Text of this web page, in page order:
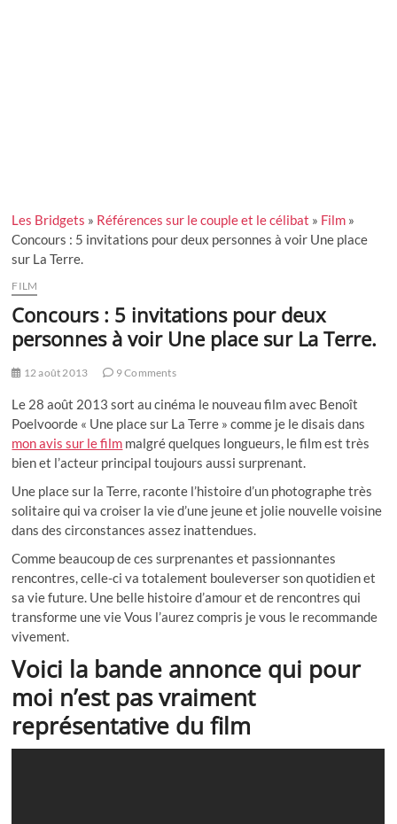
Les Bridgets » Références sur le couple et le célibat » Film »
Concours : 5 invitations pour deux personnes à voir Une place
sur La Terre.
FILM
Concours : 5 invitations pour deux
personnes à voir Une place sur La Terre.
12 août 2013 9 Comments
Le 28 août 2013 sort au cinéma le nouveau film avec Benoît
Poelvoorde « Une place sur La Terre » comme je le disais dans
mon avis sur le film malgré quelques longueurs, le film est très
bien et l’acteur principal toujours aussi surprenant.
Une place sur la Terre, raconte l’histoire d’un photographe très
solitaire qui va croiser la vie d’une jeune et jolie nouvelle voisine
dans des circonstances assez inattendues.
Comme beaucoup de ces surprenantes et passionnantes
rencontres, celle-ci va totalement bouleverser son quotidien et
sa vie future. Une belle histoire d’amour et de rencontres qui
transforme une vie Vous l’aurez compris je vous le recommande
vivement.
Voici la bande annonce qui pour
moi n’est pas vraiment
représentative du film